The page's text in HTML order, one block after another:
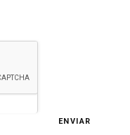
ENVIAR